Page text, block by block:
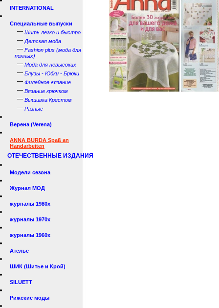
INTERNATIONAL
Специальные выпуски
— Шить легко и быстро
— Детская мода
— Fashion plus (мода для
полных)
— Мода для невысоких
— Блузы - Юбки - Брюки
— Филейное вязание
— Вязание крючком
— Вышивка Крестом
— Разные
Верена (Verena)
ANNA BURDA Spaß an
Handarbeiten
ОТЕЧЕСТВЕННЫЕ ИЗДАНИЯ
Модели сезона
Журнал МОД
журналы 1980х
журналы 1970х
журналы 1960х
Ателье
ШИК (Шитье и Крой)
SILUETT
Рижские моды